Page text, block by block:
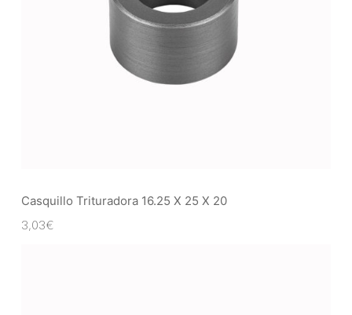
Casquillo Trituradora 16.25 X 25 X 20
3,03€